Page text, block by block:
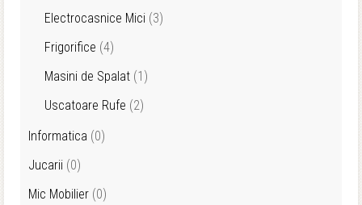
Electrocasnice Mici (3)
Frigorifice (4)
Masini de Spalat (1)
Uscatoare Rufe (2)
Informatica (0)
Jucarii (0)
Mic Mobilier (0)